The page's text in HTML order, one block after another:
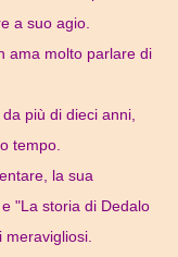
a suo agio.
ama molto parlare di
più di dieci anni,
tempo.
la sua
"La storia di Dedalo
meravigliosi.